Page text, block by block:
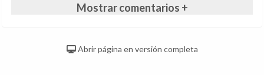
Mostrar comentarios +
Abrir página en versión completa